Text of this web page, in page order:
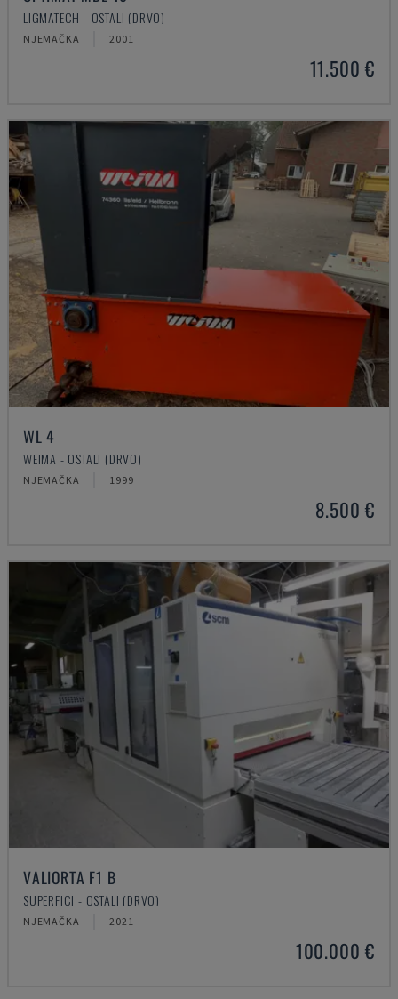
LIGMATECH - OSTALI (DRVO)
NJEMAČKA 2001
11.500 €
WL 4
WEIMA - OSTALI (DRVO)
NJEMAČKA 1999
8.500 €
VALIORTA F1 B
SUPERFICI - OSTALI (DRVO)
NJEMAČKA 2021
100.000 €